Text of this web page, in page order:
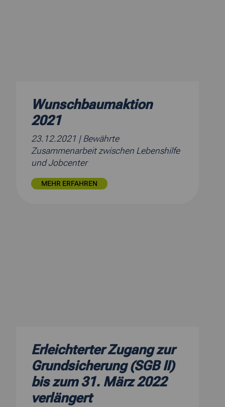
Wunschbaumaktion
2021
23.12.2021 | Bewährte
Zusammenarbeit zwischen Lebenshilfe
und Jobcenter
MEHR ERFAHREN
Erleichterter Zugang zur
Grundsicherung (SGB II)
bis zum 31. März 2022
verlängert